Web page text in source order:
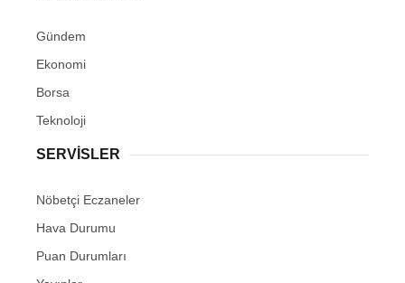
Gündem
Ekonomi
Borsa
Teknoloji
SERVİSLER
Nöbetçi Eczaneler
Hava Durumu
Puan Durumları